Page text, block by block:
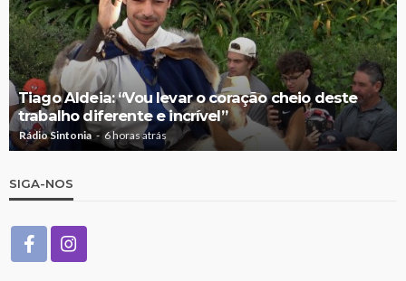
Tiago Aldeia: “Vou levar o coração cheio deste
trabalho diferente e incrível”
Rádio Sintonia 6 horas atrás
SIGA-NOS